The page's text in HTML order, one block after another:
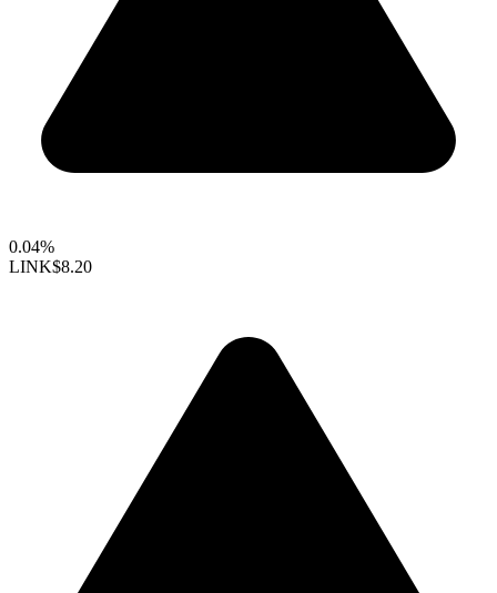
0.04%
LINK$8.20